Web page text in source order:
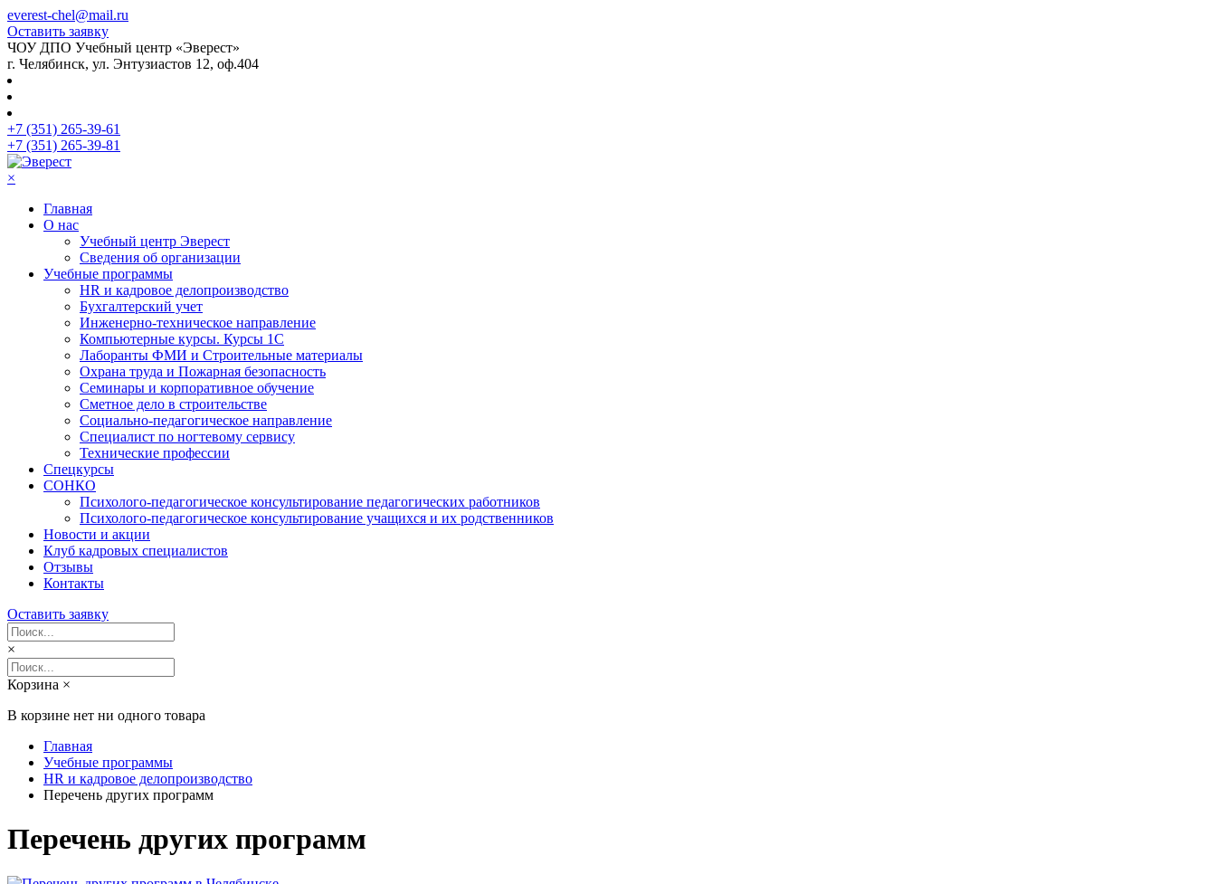
everest-chel@mail.ru
Оставить заявку
ЧОУ ДПО Учебный центр «Эверест»
г. Челябинск, ул. Энтузиастов 12, оф.404
+7 (351) 265-39-61
+7 (351) 265-39-81
×
Главная
О нас
Учебный центр Эверест
Сведения об организации
Учебные программы
HR и кадровое делопроизводство
Бухгалтерский учет
Инженерно-техническое направление
Компьютерные курсы. Курсы 1С
Лаборанты ФМИ и Строительные материалы
Охрана труда и Пожарная безопасность
Семинары и корпоративное обучение
Сметное дело в строительстве
Социально-педагогическое направление
Специалист по ногтевому сервису
Технические профессии
Спецкурсы
СОНКО
Психолого-педагогическое консультирование педагогических работников
Психолого-педагогическое консультирование учащихся и их родственников
Новости и акции
Клуб кадровых специалистов
Отзывы
Контакты
Оставить заявку
×
Корзина ×
В корзине нет ни одного товара
Главная
Учебные программы
HR и кадровое делопроизводство
Перечень других программ
Перечень других программ